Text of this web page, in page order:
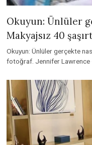
Okuyun: Ünlüler
Makyajsız 40
Okuyun: Ünlüler gerçekte
fotoğraf. Jennifer Lawrence